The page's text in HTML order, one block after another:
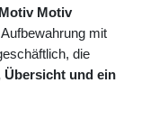
Motiv
mit
die
Übersicht und ein